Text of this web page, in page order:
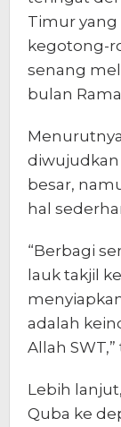
Timur
kegotong-
senang
bulan
besar,
hal
“Berbagi
lauk takjil
adalah
Allah
Lebih
Quba ke